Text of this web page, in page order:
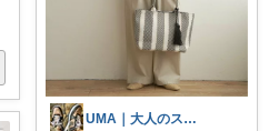
UMA｜大人のスニーカーと仕事道具